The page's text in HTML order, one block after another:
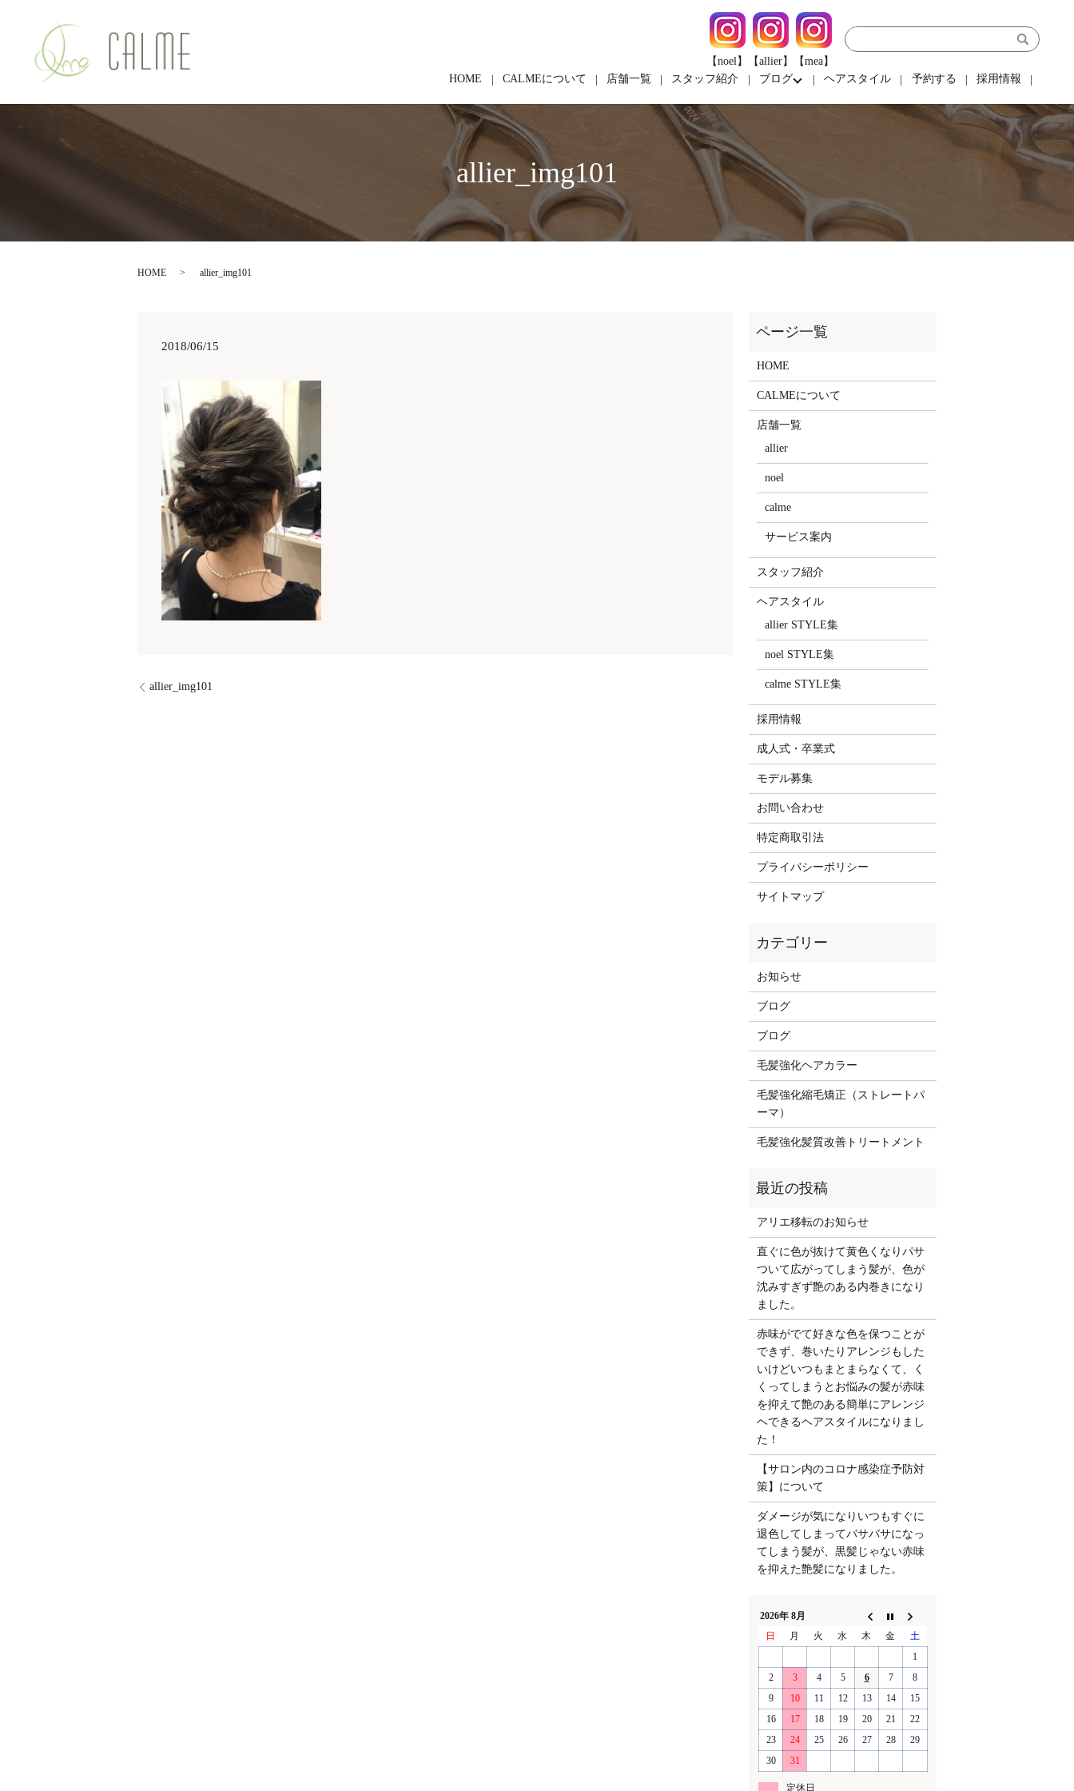
HOME CALMEについて 店舗一覧 スタッフ紹介 ブログ ヘアスタイル 予約する 採用情報
【noel】 【allier】 【mea】
allier_img101
HOME allier_img101
2018/06/15
allier_img101
HOME
CALMEについて
店舗一覧
allier
noel
calme
サービス案内
スタッフ紹介
ヘアスタイル
allier STYLE集
noel STYLE集
calme STYLE集
採用情報
成人式・卒業式
モデル募集
お問い合わせ
特定商取引法
プライバシーポリシー
サイトマップ
お知らせ
ブログ
ブログ
毛髪強化ヘアカラー
毛髪強化縮毛矯正（ストレートパ
ーマ）
毛髪強化髪質改善トリートメント
アリエ移転のお知らせ
直ぐに色が抜けて黄色くなりパサ
ついて広がってしまう髪が、色が
沈みすぎず艶のある内巻きになり
ました。
赤味がでて好きな色を保つことが
できず、巻いたりアレンジもした
いけどいつもまとまらなくて、く
くってしまうとお悩みの髪が赤味
を抑えて艶のある簡単にアレンジ
ヘできるヘアスタイルになりまし
た！
【サロン内のコロナ感染症予防対
策】について
ダメージが気になりいつもすぐに
退色してしまってバサバサになっ
てしまう髪が、黒髪じゃない赤味
を抑えた艶髪になりました。
2026年 8月
日
月 火 水 木 金
土
1
2
3 4 5 6 7
8
9
10 11 12 13 14
15
16
17 18 19 20 21
22
23
24 25 26 27 28
29
30
31
定休日